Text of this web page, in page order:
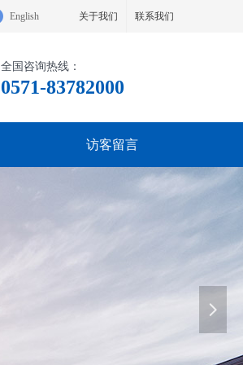
넲
全国咨询热线：
0571-83782000
访客留言
关于我们 联系我们
English